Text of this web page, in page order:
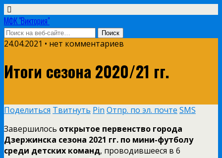
МФК "Виктория"
24.04.2021 • нет комментариев
Итоги сезона 2020/21 гг.
Поделиться Твитнуть Pin Отпр. по эл. почте SMS
Завершилось открытое первенство города
Дзержинска сезона 2021 гг. по мини-футболу
среди детских команд, проводившееся в 6